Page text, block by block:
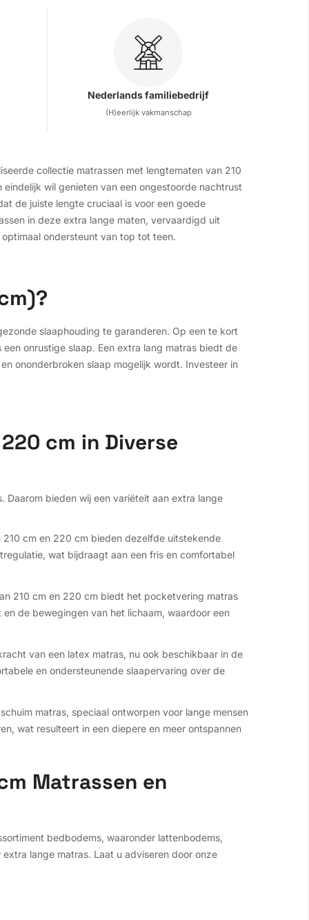
Nederlands familiebedrijf
(H)eerlijk vakmanschap
collectie matrassen met lengtematen van 210
wil genieten van een ongestoorde nachtrust
de juiste lengte cruciaal is voor een goede
in deze extra lange maten, vervaardigd uit
ondersteunt van top tot teen.
slaaphouding te garanderen. Op een te kort
onrustige slaap. Een extra lang matras biedt de
ononderbroken slaap mogelijk wordt. Investeer in
cm in Diverse
Daarom bieden wij een variëteit aan extra lange
cm en 220 cm bieden dezelfde uitstekende
wat bijdraagt aan een fris en comfortabel
210 cm en 220 cm biedt het pocketvering matras
de bewegingen van het lichaam, waardoor een
van een latex matras, nu ook beschikbaar in de
en ondersteunende slaapervaring over de
matras, speciaal ontworpen voor lange mensen
wat resulteert in een diepere en meer ontspannen
Matrassen en
bedbodems, waaronder lattenbodems,
lange matras. Laat u adviseren door onze